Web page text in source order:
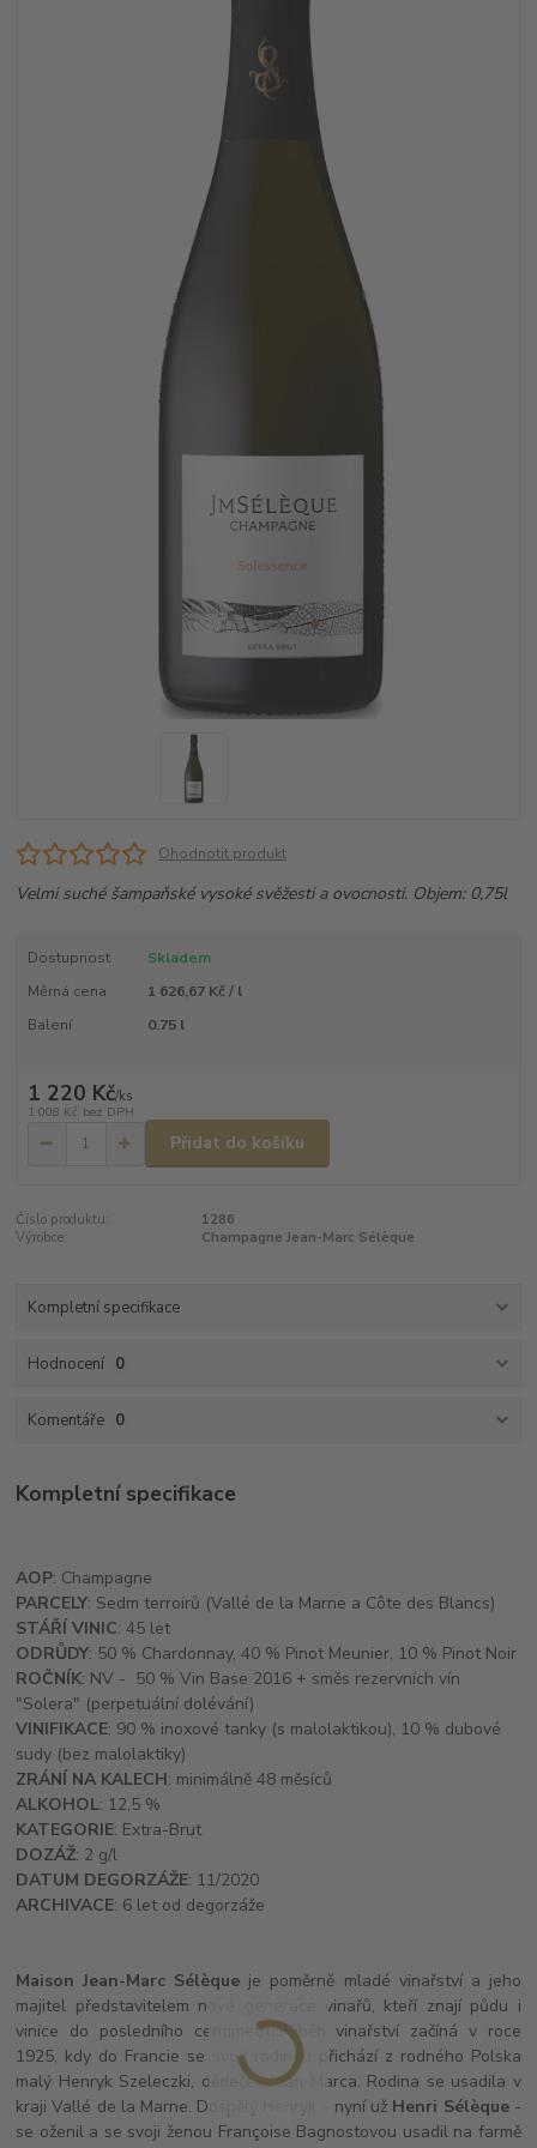
Ohodnotit produkt
Velmi suché šampaňské vysoké svěžesti a ovocnosti. Objem: 0,75l
Dostupnost
Skladem
Měrná cena
1 626,67 Kč / l
Balení
0.75 l
1 220 Kč/ks
1 008 Kč bez DPH
Přidat do košíku
Číslo produktu:
1286
Výrobce:
Champagne Jean-Marc Sélèque
Kompletní specifikace
Hodnocení 0
Komentáře 0
Kompletní specifikace
AOP: Champagne
PARCELY: Sedm terroirů (Vallé de la Marne a Côte des Blancs)
STÁŘÍ VINIC: 45 let
ODRŮDY: 50 % Chardonnay, 40 % Pinot Meunier, 10 % Pinot Noir
ROČNÍK: NV - 50 % Vin Base 2016 + směs rezervních vín
"Solera" (perpetuální dolévání)
VINIFIKACE: 90 % inoxové tanky (s malolaktikou), 10 % dubové
sudy (bez malolaktiky)
ZRÁNÍ NA KALECH: minimálně 48 měsíců
ALKOHOL: 12,5 %
KATEGORIE: Extra-Brut
DOZÁŽ: 2 g/l
DATUM DEGORZÁŽE: 11/2020
ARCHIVACE: 6 let od degorzáže
Maison Jean-Marc Sélèque je poměrně mladé vinařství a jeho
majitel představitelem nové generace vinařů, kteří znají půdu i
vinice do posledního centimetru.Příběh vinařství začíná v roce
1925, kdy do Francie se svoji rodinou přichází z rodného Polska
malý Henryk Szeleczki, dědeček Jean-Marca. Rodina se usadila v
kraji Vallé de la Marne. Dospělý Henryk - nyní už Henri Sélèque-
se oženil a se svoji ženou Françoise Bagnostovou usadil na farmě